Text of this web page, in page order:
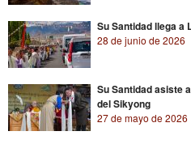
Su Santidad llega a
28 de junio de 2026
Su Santidad asiste
del Sikyong
27 de mayo de 2026